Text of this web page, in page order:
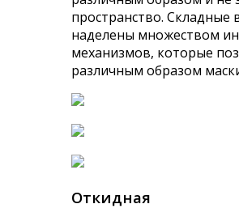
пространство. Складные
наделены множеством
механизмов, которые
различным образом
Откидная